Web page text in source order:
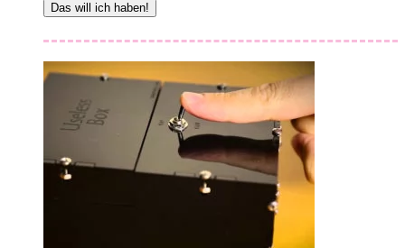
Das will ich haben!